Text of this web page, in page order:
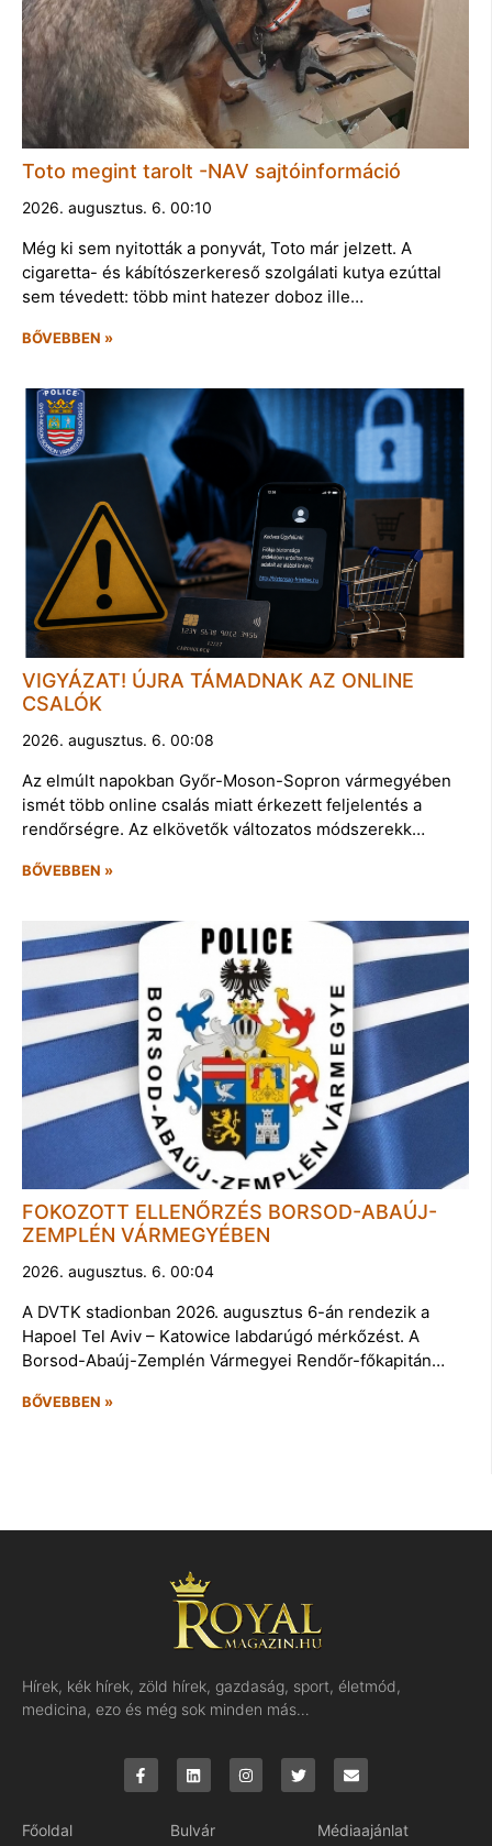
Toto megint tarolt -NAV sajtóinformáció
2026. augusztus. 6. 00:10
Még ki sem nyitották a ponyvát, Toto már jelzett. A
cigaretta- és kábítószerkereső szolgálati kutya ezúttal
sem tévedett: több mint hatezer doboz ille…
BŐVEBBEN »
VIGYÁZAT! ÚJRA TÁMADNAK AZ ONLINE
CSALÓK
2026. augusztus. 6. 00:08
Az elmúlt napokban Győr-Moson-Sopron vármegyében
ismét több online csalás miatt érkezett feljelentés a
rendőrségre. Az elkövetők változatos módszerekk…
BŐVEBBEN »
FOKOZOTT ELLENŐRZÉS BORSOD-ABAÚJ-
ZEMPLÉN VÁRMEGYÉBEN
2026. augusztus. 6. 00:04
A DVTK stadionban 2026. augusztus 6-án rendezik a
Hapoel Tel Aviv – Katowice labdarúgó mérkőzést. A
Borsod-Abaúj-Zemplén Vármegyei Rendőr-főkapitán…
BŐVEBBEN »
Hírek, kék hírek, zöld hírek, gazdaság, sport, életmód,
medicina, ezo és még sok minden más…
Főoldal Bulvár Médiaajánlat